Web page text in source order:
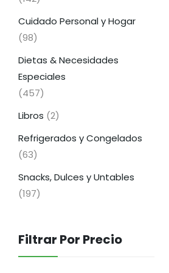
Cuidado Personal y Hogar
(98)
Dietas & Necesidades
Especiales
(457)
Libros (2)
Refrigerados y Congelados
(63)
Snacks, Dulces y Untables
(197)
Filtrar Por Precio